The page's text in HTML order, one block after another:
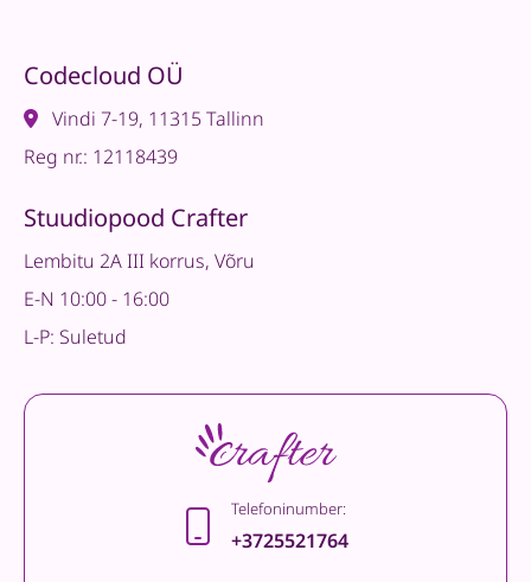
Codecloud OÜ
Vindi 7-19, 11315 Tallinn
Reg nr.: 12118439
Stuudiopood Crafter
Lembitu 2A III korrus, Võru
E-N 10:00 - 16:00
L-P: Suletud
Telefoninumber:
+3725521764